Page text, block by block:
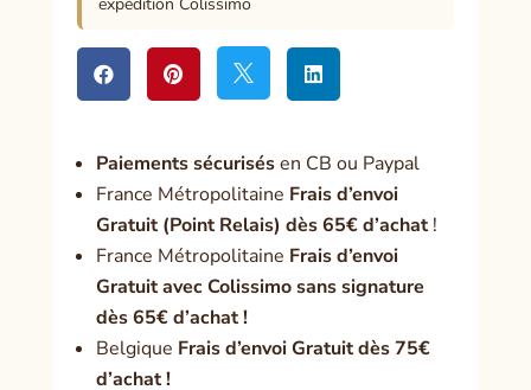
toi,
allume
une
bougie
   
Paiements sécurisésen CB ou Paypal
France Métropolitaine Frais d’envoi
Gratuit (Point Relais) dès 65€ d’achat!
France Métropolitaine Frais d’envoi
Gratuit avec Colissimo sans signature
dès 65€ d’achat !
Belgique Frais d’envoi Gratuit dès 75€
d’achat !